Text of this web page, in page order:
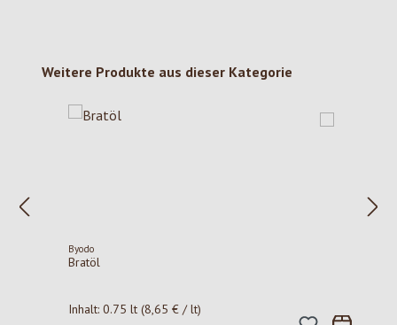
Produktgalerie überspringen
Weitere Produkte aus dieser Kategorie
Byodo
Bratöl
Inhalt:0.75 lt(8,65 € / lt)